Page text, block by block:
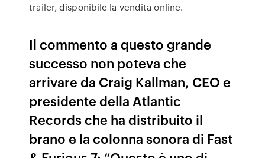
trailer, disponibile la vendita online.
Il commento a questo grande
successo non poteva che
arrivare da Craig Kallman, CEO e
presidente della Atlantic
Records che ha distribuito il
brano e la colonna sonora di Fast